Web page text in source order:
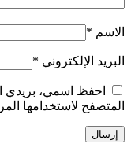
الاسم *
البريد الإلكتروني *
احفظ اسمي، بريدي
المتصفح لاستخدامها